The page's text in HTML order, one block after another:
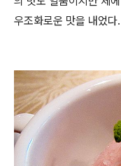
우조화로운 맛을 내었다.